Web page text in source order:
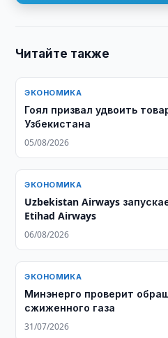
Читайте также
ЭКОНОМИКА
Гоял призвал удвоить
Узбекистана
05/08/2026
ЭКОНОМИКА
Uzbekistan Airways
Etihad Airways
06/08/2026
ЭКОНОМИКА
Минэнерго проверит
сжиженного газа
31/07/2026